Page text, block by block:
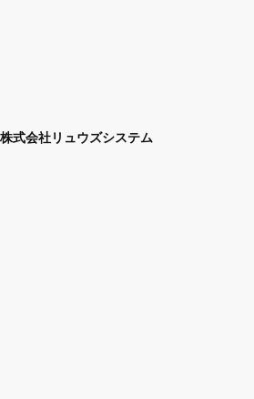
株式会社リュウズシステム